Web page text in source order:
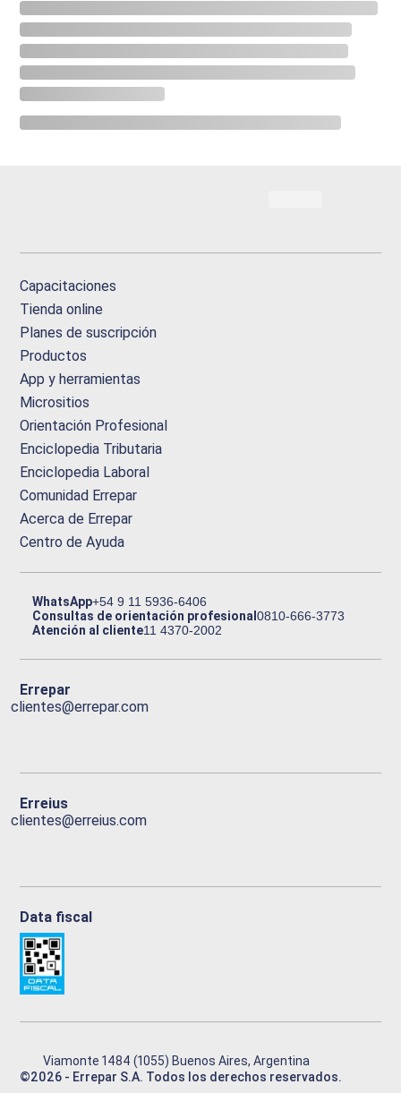
Capacitaciones
Tienda online
Planes de suscripción
Productos
App y herramientas
Micrositios
Orientación Profesional
Enciclopedia Tributaria
Enciclopedia Laboral
Comunidad Errepar
Acerca de Errepar
Centro de Ayuda
WhatsApp+54 9 11 5936-6406
Consultas de orientación profesional0810-666-3773
Atención al cliente11 4370-2002
Errepar
clientes@errepar.com
Erreius
clientes@erreius.com
Data fiscal
Viamonte 1484 (1055) Buenos Aires, Argentina
©2026 - Errepar S.A. Todos los derechos reservados.